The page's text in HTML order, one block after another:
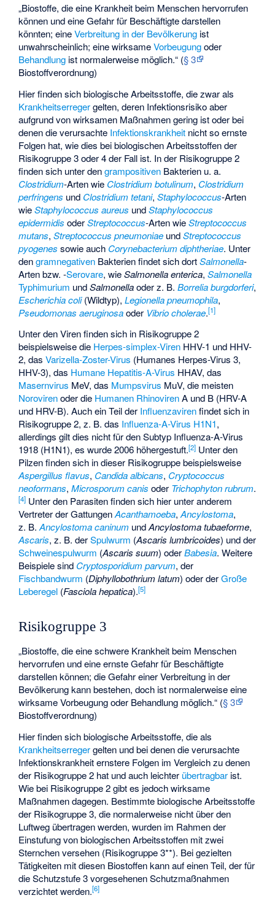
„Biostoffe, die eine Krankheit beim Menschen hervorrufen
können und eine Gefahr für Beschäftigte darstellen
könnten; eineVerbreitung in der Bevölkerung ist
unwahrscheinlich; eine wirksameVorbeugungoder
Behandlung ist normalerweise möglich.“ (§ 3
Biostoffverordnung)
Hier finden sich biologische Arbeitsstoffe, die zwar als
Krankheitserregergelten, deren Infektionsrisiko aber
aufgrund von wirksamen Maßnahmen gering ist oder bei
denen die verursachte Infektionskrankheit nicht so ernste
Folgen hat, wie dies bei biologischen Arbeitsstoffen der
Risikogruppe 3 oder 4 der Fall ist. In der Risikogruppe 2
finden sich unter dengrampositiven Bakterien u. a.
Clostridium-Arten wie Clostridium botulinum, Clostridium
perfringens und Clostridium tetani,Staphylococcus-Arten
wieStaphylococcus aureus undStaphylococcus
epidermidis oderStreptococcus-Arten wieStreptococcus
mutans,Streptococcus pneumoniae undStreptococcus
pyogenes sowie auch Corynebacterium diphtheriae. Unter
dengramnegativen Bakterien findet sich dortSalmonella-
Arten bzw. -Serovare, wieSalmonella enterica,Salmonella
Typhimurium undSalmonellaoder z. B.Borrelia burgdorferi,
Escherichia coli(Wildtyp),Legionella pneumophila,
Pseudomonas aeruginosaoder Vibrio cholerae.[1]
Unter den Viren finden sich in Risikogruppe 2
beispielsweise die Herpes-simplex-Viren HHV-1 und HHV-
2, dasVarizella-Zoster-Virus (Humanes Herpes-Virus 3,
HHV-3), das Humane Hepatitis-A-Virus HHAV, das
Masernvirus MeV, das Mumpsvirus MuV, die meisten
Norovirenoder die Humanen RhinovirenA und B (HRV-A
und HRV-B). Auch ein Teil der Influenzavirenfindet sich in
Risikogruppe 2, z. B. das Influenza-A-Virus H1N1,
allerdings gilt dies nicht für den Subtyp Influenza-A-Virus
1918 (H1N1), es wurde 2006 höhergestuft.[2] Unter den
Pilzen finden sich in dieser Risikogruppe beispielsweise
Aspergillus flavus, Candida albicans, Cryptococcus
neoformans,Microsporum canis oder Trichophyton rubrum.
[4] Unter den Parasiten finden sich hier unter anderem
Vertreter der GattungenAcanthamoeba,Ancylostoma,
z. B.Ancylostoma caninum undAncylostoma tubaeforme,
Ascaris, z. B. derSpulwurm (Ascaris lumbricoides) und der
Schweinespulwurm (Ascaris suum) oderBabesia. Weitere
Beispiele sind Cryptosporidium parvum, der
Fischbandwurm (Diphyllobothrium latum) oder derGroße
Leberegel (Fasciola hepatica).[5]
Risikogruppe 3
„Biostoffe, die eine schwere Krankheit beim Menschen
hervorrufen und eine ernste Gefahr für Beschäftigte
darstellen können; die Gefahr einer Verbreitung in der
Bevölkerung kann bestehen, doch ist normalerweise eine
wirksame Vorbeugung oder Behandlung möglich.“ (§ 3
Biostoffverordnung)
Hier finden sich biologische Arbeitsstoffe, die als
Krankheitserregergelten und bei denen die verursachte
Infektionskrankheit ernstere Folgen im Vergleich zu denen
der Risikogruppe 2 hat und auch leichter übertragbar ist.
Wie bei Risikogruppe 2 gibt es jedoch wirksame
Maßnahmen dagegen. Bestimmte biologische Arbeitsstoffe
der Risikogruppe 3, die normalerweise nicht über den
Luftweg übertragen werden, wurden im Rahmen der
Einstufung von biologischen Arbeitsstoffen mit zwei
Sternchen versehen (Risikogruppe 3**). Bei gezielten
Tätigkeiten mit diesen Biostoffen kann auf einen Teil, der für
die Schutzstufe 3 vorgesehenen Schutzmaßnahmen
verzichtet werden.[6]